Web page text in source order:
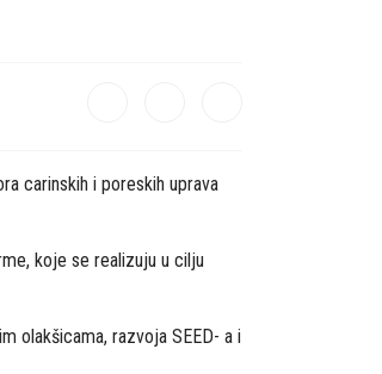
carinskih i poreskih uprava
koje se realizuju u cilju
olakšicama, razvoja SEED- a i